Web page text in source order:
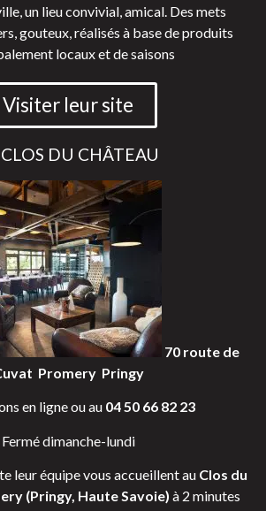
un lieu convivial, amical. Des mets
gouteux, réalisés à base de produits
locaux et de saisons
Visiter leur site
DU CHÂTEAU
70 route de
Promery ­ Pringy
en ligne ou au 04 50 66 82 23
Fermé dimanche-lundi
leur équipe vous accueillent au Clos du
(Pringy, Haute Savoie) à 2 minutes